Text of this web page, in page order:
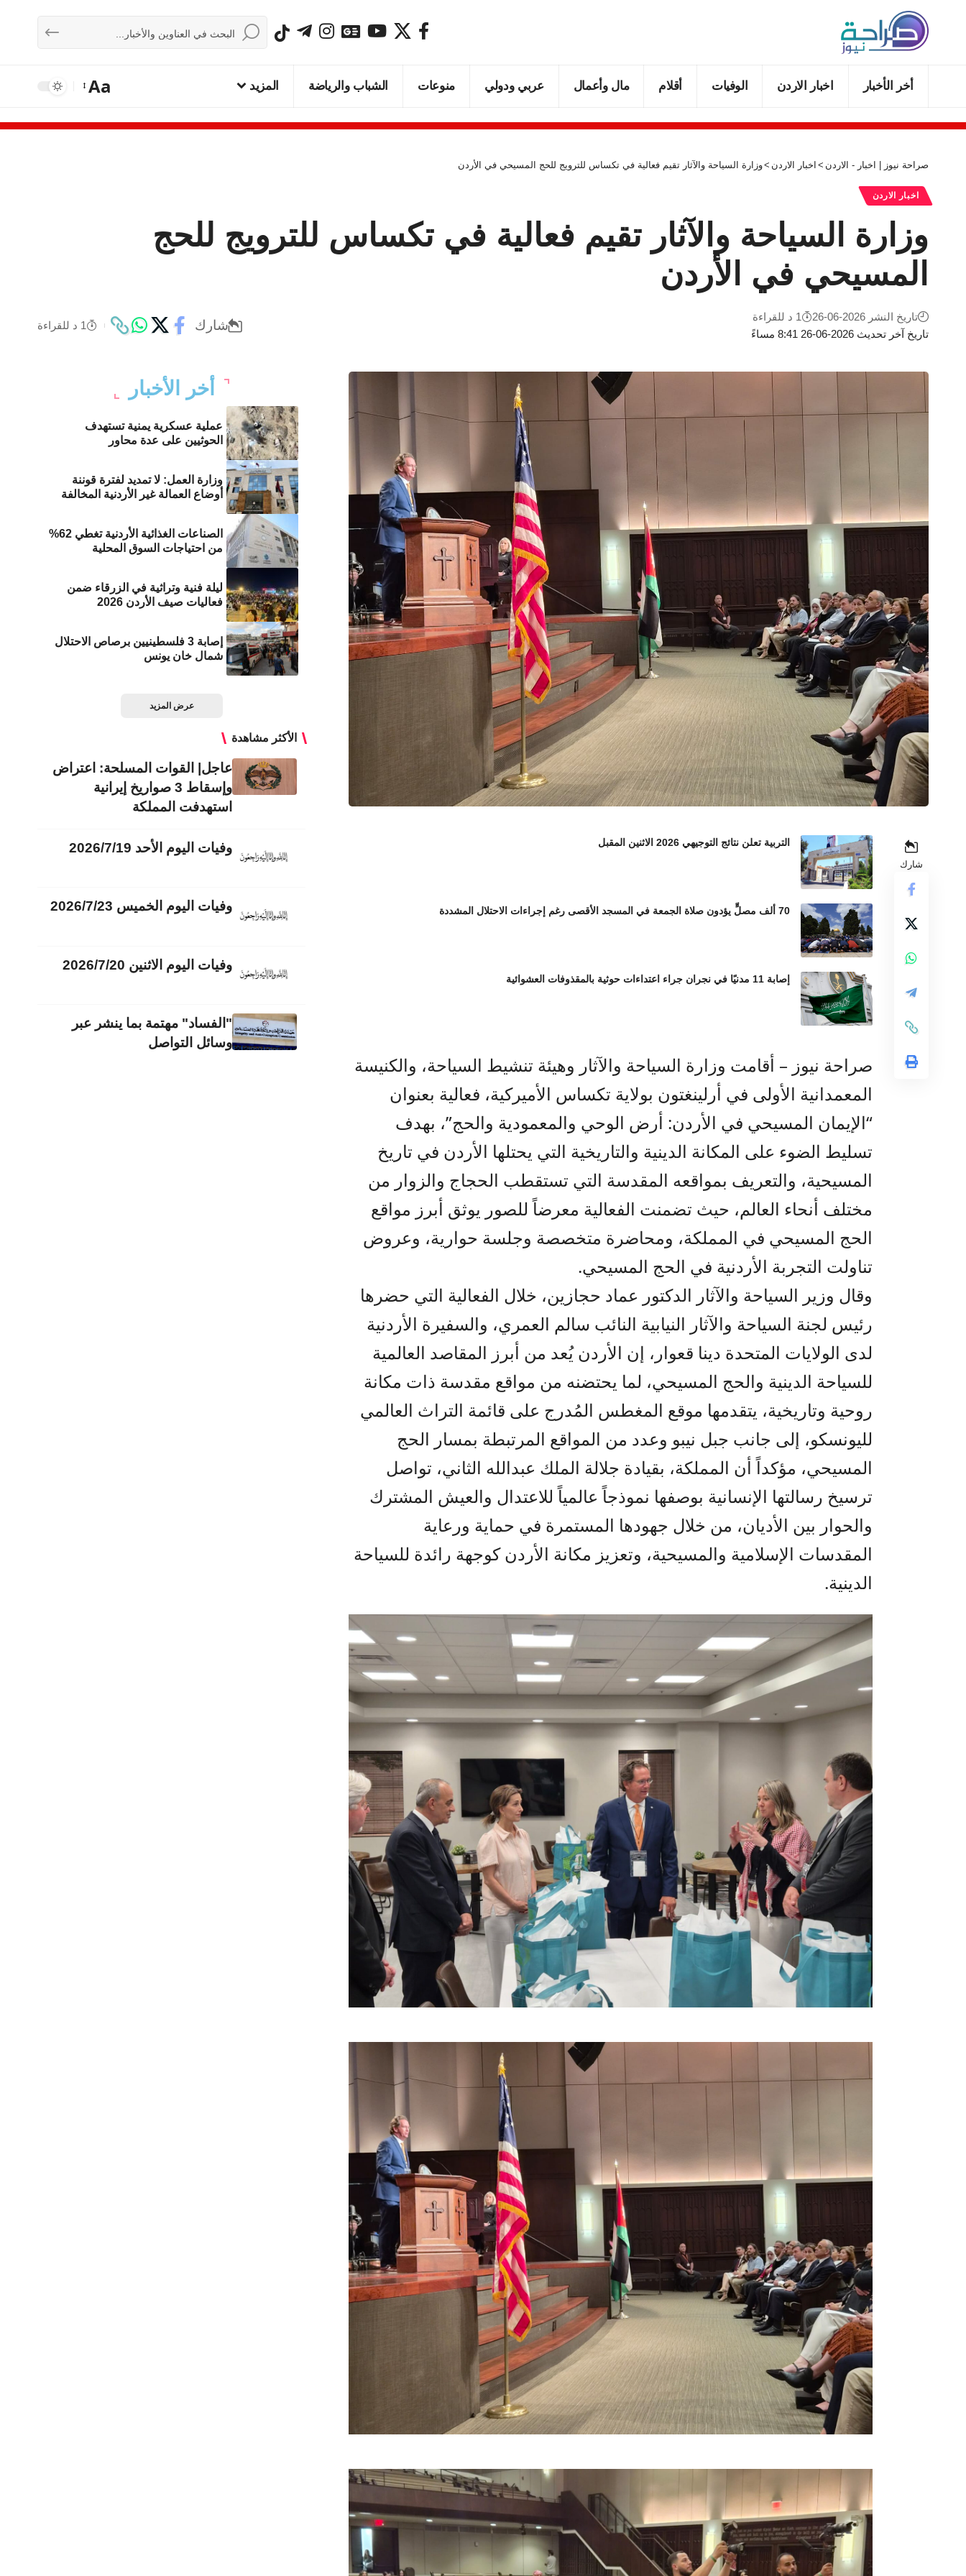
أخر الأخبار اخبار الاردن الوفيات أقلام مال وأعمال عربي ودولي منوعات الشباب والرياضة المزيد Aa
صراحة نيوز | اخبار - الاردن > اخبار الاردن >وزارة السياحة والآثار تقيم فعالية في تكساس للترويج للحج المسيحي في الأردن
اخبار الاردن
وزارة السياحة والآثار تقيم فعالية في تكساس للترويج للحج
المسيحي في الأردن
تاريخ آخر تحديث 2026-06-26 8:41 مساءً
تاريخ النشر 2026-06-26 1 د للقراءة
شارك 1 د للقراءة
شارك
التربية تعلن نتائج التوجيهي 2026 الاثنين المقبل
70 ألف مصلٍّ يؤدون صلاة الجمعة في المسجد الأقصى رغم إجراءات الاحتلال المشددة
إصابة 11 مدنيًا في نجران جراء اعتداءات حوثية بالمقذوفات العشوائية
صراحة نيوز – أقامت وزارة السياحة والآثار وهيئة تنشيط السياحة، والكنيسة
المعمدانية الأولى في أرلينغتون بولاية تكساس الأميركية، فعالية بعنوان
“الإيمان المسيحي في الأردن: أرض الوحي والمعمودية والحج”، بهدف
تسليط الضوء على المكانة الدينية والتاريخية التي يحتلها الأردن في تاريخ
المسيحية، والتعريف بمواقعه المقدسة التي تستقطب الحجاج والزوار من
مختلف أنحاء العالم، حيث تضمنت الفعالية معرضاً للصور يوثق أبرز مواقع
الحج المسيحي في المملكة، ومحاضرة متخصصة وجلسة حوارية، وعروض
تناولت التجربة الأردنية في الحج المسيحي.
وقال وزير السياحة والآثار الدكتور عماد حجازين، خلال الفعالية التي حضرها
رئيس لجنة السياحة والآثار النيابية النائب سالم العمري، والسفيرة الأردنية
لدى الولايات المتحدة دينا قعوار، إن الأردن يُعد من أبرز المقاصد العالمية
للسياحة الدينية والحج المسيحي، لما يحتضنه من مواقع مقدسة ذات مكانة
روحية وتاريخية، يتقدمها موقع المغطس المُدرج على قائمة التراث العالمي
لليونسكو، إلى جانب جبل نيبو وعدد من المواقع المرتبطة بمسار الحج
المسيحي، مؤكداً أن المملكة، بقيادة جلالة الملك عبدالله الثاني، تواصل
ترسيخ رسالتها الإنسانية بوصفها نموذجاً عالمياً للاعتدال والعيش المشترك
والحوار بين الأديان، من خلال جهودها المستمرة في حماية ورعاية
المقدسات الإسلامية والمسيحية، وتعزيز مكانة الأردن كوجهة رائدة للسياحة
الدينية.
أخر الأخبار
عملية عسكرية يمنية تستهدف
الحوثيين على عدة محاور
وزارة العمل: لا تمديد لفترة قوننة
أوضاع العمالة غير الأردنية المخالفة
الصناعات الغذائية الأردنية تغطي 62%
من احتياجات السوق المحلية
ليلة فنية وتراثية في الزرقاء ضمن
فعاليات صيف الأردن 2026
إصابة 3 فلسطينيين برصاص الاحتلال
شمال خان يونس
عرض المزيد
الأكثر مشاهدة
عاجل| القوات المسلحة: اعتراض
وإسقاط 3 صواريخ إيرانية
استهدفت المملكة
وفيات اليوم الأحد 2026/7/19
وفيات اليوم الخميس 2026/7/23
وفيات اليوم الاثنين 2026/7/20
"الفساد" مهتمة بما ينشر عبر
وسائل التواصل